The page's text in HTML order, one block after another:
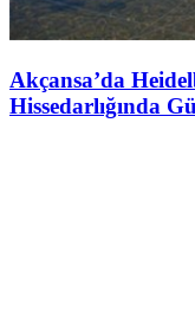
Akçansa’da
Hissedarlığında